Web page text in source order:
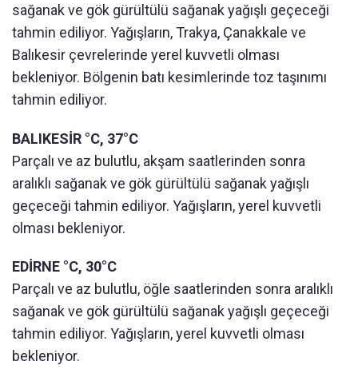
sağanak ve gök gürültülü sağanak yağışlı geçeceği
tahmin ediliyor. Yağışların, Trakya, Çanakkale ve
Balıkesir çevrelerinde yerel kuvvetli olması
bekleniyor. Bölgenin batı kesimlerinde toz taşınımı
tahmin ediliyor.
BALIKESİR °C, 37°C
Parçalı ve az bulutlu, akşam saatlerinden sonra
aralıklı sağanak ve gök gürültülü sağanak yağışlı
geçeceği tahmin ediliyor. Yağışların, yerel kuvvetli
olması bekleniyor.
EDİRNE °C, 30°C
Parçalı ve az bulutlu, öğle saatlerinden sonra aralıklı
sağanak ve gök gürültülü sağanak yağışlı geçeceği
tahmin ediliyor. Yağışların, yerel kuvvetli olması
bekleniyor.